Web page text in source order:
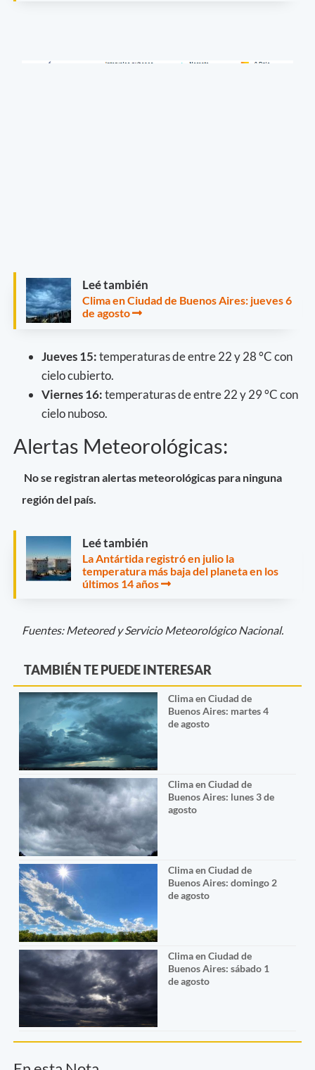
Leé también
Clima en Ciudad de Buenos Aires: jueves 6
de agosto
Jueves 15:temperaturas de entre 22 y 28 °C con
cielo cubierto.
Viernes 16:temperaturas de entre 22 y 29 °C con
cielo nuboso.
Alertas Meteorológicas:
No se registran alertas meteorológicas para ninguna
región del país.
Leé también
La Antártida registró en julio la
temperatura más baja del planeta en los
últimos 14 años
Fuentes: Meteored y Servicio Meteorológico Nacional.
TAMBIÉN TE PUEDE INTERESAR
Clima en Ciudad de
Buenos Aires: martes 4
de agosto
Clima en Ciudad de
Buenos Aires: lunes 3 de
agosto
Clima en Ciudad de
Buenos Aires: domingo 2
de agosto
Clima en Ciudad de
Buenos Aires: sábado 1
de agosto